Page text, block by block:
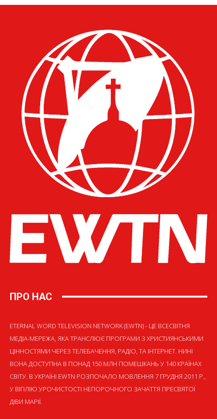
ПРО НАС
ETERNAL WORD TELEVISION NETWORK (EWTN) - ЦЕ ВСЕСВІТНЯ
МЕДІА-МЕРЕЖА, ЯКА ТРАНСЛЮЄ ПРОГРАМИ З ХРИСТИЯНСЬКИМИ
ЦІННОСТЯМИ ЧЕРЕЗ ТЕЛЕБАЧЕННЯ, РАДІО, ТА ІНТЕРНЕТ. НИНІ
ВОНА ДОСТУПНА В ПОНАД 150 МЛН ПОМЕШКАНЬ У 140 КРАЇНАХ
СВІТУ. В УКРАЇНІ EWTN РОЗПОЧАЛО МОВЛЕННЯ 7 ГРУДНЯ 2011 Р.,
У ВІГІЛІЮ УРОЧИСТОСТІ НЕПОРОЧНОГО ЗАЧАТТЯ ПРЕСВЯТОЇ
ДІВИ МАРІЇ.